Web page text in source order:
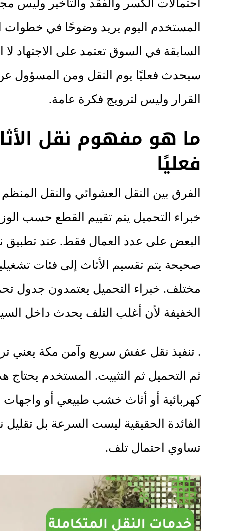
احتمالات الكسر والفقد والتأخير وليس
المستخدم اليوم يريد وضوحًا في خطوات
السابقة في السوق تعتمد على الاجتهاد
سيحدث فعليًا يوم النقل ومن المسؤول
القرار وليس لترويج فكرة عامة.
ما هو مفهوم نقل
فعليًا
الفرق بين النقل العشوائي والنقل
خبراء التحميل يتم تقييم القطع حسب
البعض على عدد العمال فقط. عند
صحيحة يتم تقسيم الأثاث إلى فئات
مختلف. خبراء التحميل يعتمدون جدول
الخفيفة لأن أغلب التلف يحدث داخل
. تنفيذ نقل عفش سريع وآمن مكة يعني
ثم التحميل ثم التثبيت. المستخدم يحتاج
كهربائية أو أثاث خشب طبيعي أو واجهات
الفائدة الحقيقية ليست السرعة بل
تساوي احتمال تلف.